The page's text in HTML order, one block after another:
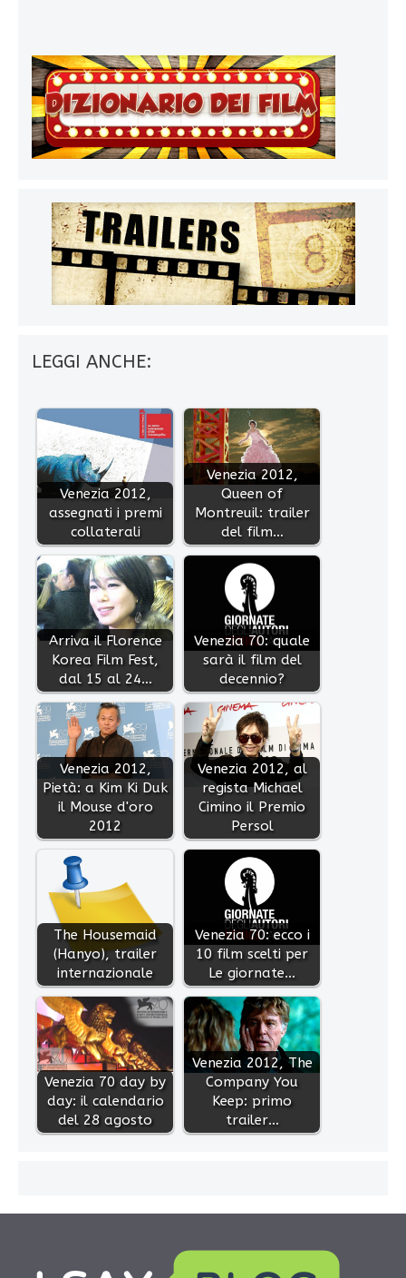
LEGGI ANCHE:
Venezia 2012,
assegnati i premi
collaterali
Venezia 2012,
Queen of
Montreuil: trailer
del film…
Arriva il Florence
Korea Film Fest,
dal 15 al 24…
Venezia 70: quale
sarà il film del
decennio?
Venezia 2012,
Pietà: a Kim Ki Duk
il Mouse d'oro
2012
Venezia 2012, al
regista Michael
Cimino il Premio
Persol
The Housemaid
(Hanyo), trailer
internazionale
Venezia 70: ecco i
10 film scelti per
Le giornate…
Venezia 70 day by
day: il calendario
del 28 agosto
Venezia 2012, The
Company You
Keep: primo
trailer…